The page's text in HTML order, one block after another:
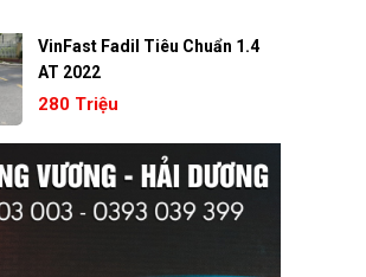
VinFast Fadil Tiêu Chuẩn 1.4
AT 2022
280 Triệu